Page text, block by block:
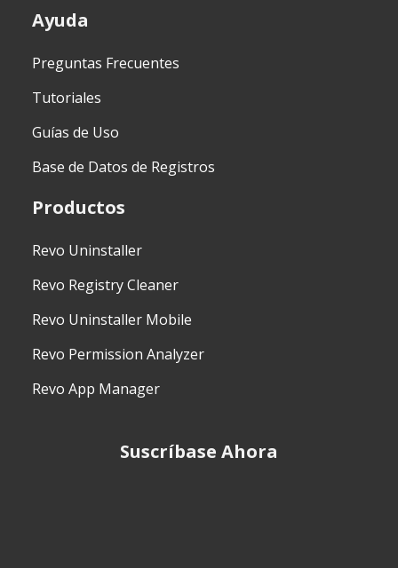
Ayuda
Preguntas Frecuentes
Tutoriales
Guías de Uso
Base de Datos de Registros
Productos
Revo Uninstaller
Revo Registry Cleaner
Revo Uninstaller Mobile
Revo Permission Analyzer
Revo App Manager
Suscríbase Ahora